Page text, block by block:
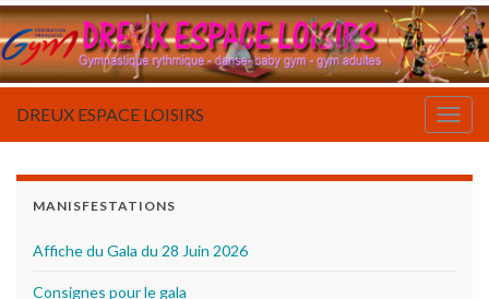
DREUX ESPACE LOISIRS
MANISFESTATIONS
Affiche du Gala du 28 Juin 2026
Consignes pour le gala